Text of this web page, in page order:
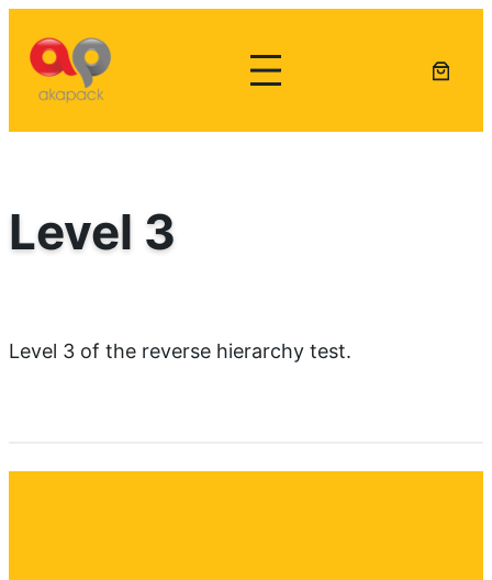
konten
Level 3
Level 3 of the reverse hierarchy test.